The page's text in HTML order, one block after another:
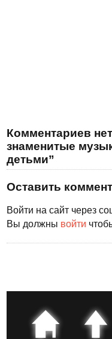
Комментариев
знаменитые
детьми”
Оставить
Войти на сайт через
Вы должны войти